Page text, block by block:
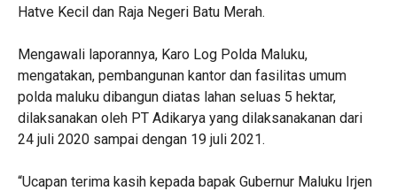
Hatve Kecil dan Raja Negeri Batu Merah.
Mengawali laporannya, Karo Log Polda Maluku,
mengatakan, pembangunan kantor dan fasilitas umum
polda maluku dibangun diatas lahan seluas 5 hektar,
dilaksanakan oleh PT Adikarya yang dilaksanakanan dari
24 juli 2020 sampai dengan 19 juli 2021.
“Ucapan terima kasih kepada bapak Gubernur Maluku Irjen